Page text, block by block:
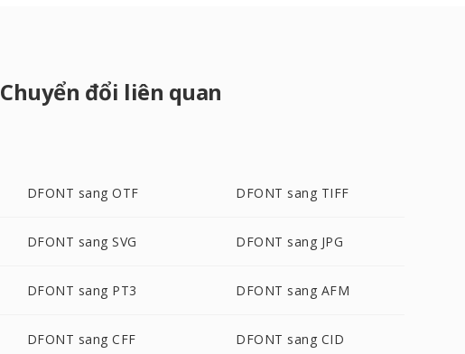
Chuyển đổi liên quan
DFONT sang OTF DFONT sang TIFF
DFONT sang SVG DFONT sang JPG
DFONT sang PT3 DFONT sang AFM
DFONT sang CFF DFONT sang CID